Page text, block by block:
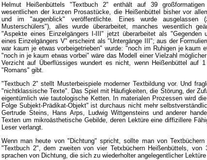
Helmut Heißenbüttels "Textbuch 2" enthält auf 39
wesentlichen der kurzen Prosastücke, die Heißenbüttel bisher vor
und im "augenblick" veröffentlichte. Eines wurde
Musterschülers"), alles wurde überarbeitet, manches wesentlich
"Aspekte eines Einzelgängers I-III" jetzt überarbeitet als "Gegenden
eines Einzelgängers V" erscheint als "Untergänge III"; aus der
war kaum je etwas vorbeigetrieben" wurde: "noch im Ruhigen je kaum
"noch in je kaum etwas vorbei" wäre das Modell einer Vielzahl
Verzicht auf Überflüssiges wundert es nicht, wenn Heißenbüttel auf
"Romans" gibt.
"Textbuch 2" stellt Musterbeispiele moderner Textbildung vor. Und
"nichtklassische Texte". Das Spiel mit Häufigkeiten, die Störung, der
eigentümlich wie tautologische Ketten. In materialen Prozessen wird
Folge Subjekt-Prädikat-Objekt" ist durchaus nicht mehr
Gertrude Steins, Hans Arps, Ludwig Wittgensteins und anderer
Texten um mikroästhetische Gebilde, deren Lektüre eine diffizillere
Leser verlangt.
Wenn man heute von "Dichtung" spricht, sollte man von
"Textbuch 2", dem zweiten von vier Tetxbüchern Heißenbüttels, von
sprachen von Dichtung, die sich zu wiederholter angelegentlicher